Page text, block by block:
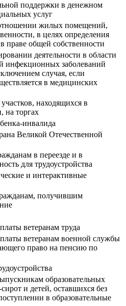
поддержки в денежном
услуг
жилых помещений,
в целях определения
праве общей собственности
деятельности в области
инфекционных заболеваний
случая, если
в медицинских
находящихся в
на торгах
инвалида
Великой Отечественной
в переезде и в
для трудоустройства
и интерактивные
получившим
ветеранам труда
ветеранам военной службы
право на пенсию по
образовательных
и детей, оставшихся без
в образовательные